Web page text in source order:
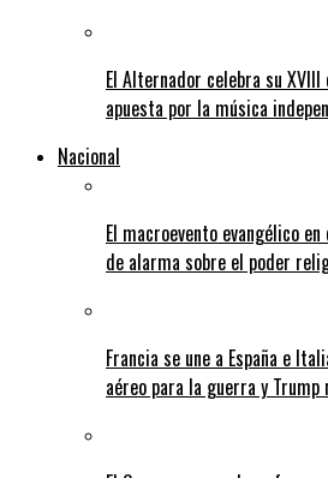
El Alternador celebra su
apuesta por la música
Nacional
El macroevento evangélico
de alarma sobre el poder
Francia se une a España e
aéreo para la guerra y Trump